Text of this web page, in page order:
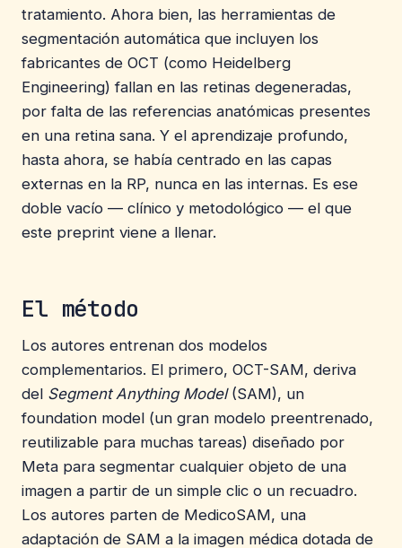
tratamiento. Ahora bien, las herramientas de
segmentación automática que incluyen los
fabricantes de OCT (como Heidelberg
Engineering) fallan en las retinas degeneradas,
por falta de las referencias anatómicas presentes
en una retina sana. Y el aprendizaje profundo,
hasta ahora, se había centrado en las capas
externas en la RP, nunca en las internas. Es ese
doble vacío — clínico y metodológico — el que
este preprint viene a llenar.
El método
Los autores entrenan dos modelos
complementarios. El primero, OCT-SAM, deriva
del Segment Anything Model(SAM), un
foundation model (un gran modelo preentrenado,
reutilizable para muchas tareas) diseñado por
Meta para segmentar cualquier objeto de una
imagen a partir de un simple clic o un recuadro.
Los autores parten de MedicoSAM, una
adaptación de SAM a la imagen médica dotada de